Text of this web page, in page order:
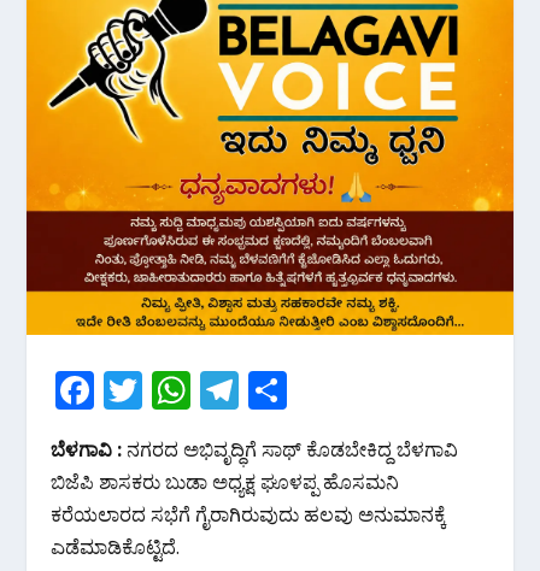
F
ac
e
b
o
T
w
itt
er
W
h
at
s
A
T
el
e
gr
h
ar
e
ಬೆಳಗಾವಿ :ನಗರದ ಅಭಿವೃದ್ಧಿಗೆ ಸಾಥ್ ಕೊಡಬೇಕಿದ್ದ ಬೆಳಗಾವಿ
ಬಿಜೆಪಿ ಶಾಸಕರು ಬುಡಾ ಅಧ್ಯಕ್ಷ ಘೂಳಪ್ಪ ಹೊಸಮನಿ
ಕರೆಯಲಾರದ ಸಭೆಗೆ ಗೈರಾಗಿರುವುದು ಹಲವು ಅನುಮಾನಕ್ಕೆ
ಎಡೆಮಾಡಿಕೊಟ್ಟಿದೆ.